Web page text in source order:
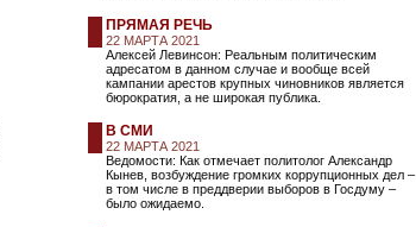
ПРЯМАЯ РЕЧЬ
22 МАРТА 2021
Алексей Левинсон: Реальным политическим
адресатом в данном случае и вообще всей
кампании арестов крупных чиновников является
бюрократия, а не широкая публика.
В СМИ
22 МАРТА 2021
Ведомости: Как отмечает политолог Александр
Кынев, возбуждение громких коррупционных дел –
в том числе в преддверии выборов в Госдуму –
было ожидаемо.